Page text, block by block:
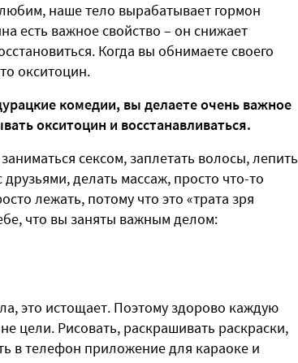
наше тело вырабатывает гормон
есть важное свойство – он снижает
Когда вы обнимаете своего
окситоцин.
комедии, вы делаете очень важное
окситоцин и восстанавливаться.
сексом, заплетать волосы, лепить
делать массаж, просто что-то
лежать, потому что это «трата зря
что вы заняты важным делом:
это истощает. Поэтому здорово каждую
цели. Рисовать, раскрашивать раскраски,
в телефон приложение для караоке и